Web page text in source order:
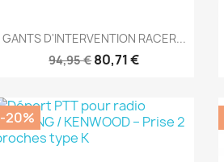
Aperçu rapide
GANTS D'INTERVENTION RACER...
94,95 €80,71 €
-20%